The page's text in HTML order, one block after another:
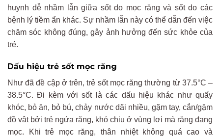
huynh dễ nhầm lẫn giữa sốt do mọc răng và sốt do các
bệnh lý tiềm ẩn khác. Sự nhầm lẫn này có thể dẫn đến việc
chăm sóc không đúng, gây ảnh hưởng đến sức khỏe của
trẻ.
Dấu hiệu trẻ sốt mọc răng
Như đã đề cập ở trên, trẻ sốt mọc răng thường từ 37.5°C –
38.5°C. Đi kèm với sốt là các dấu hiệu khác như quấy
khóc, bỏ ăn, bỏ bú, chảy nước dãi nhiều, gặm tay, cắn/gặm
đồ vật bởi trẻ ngứa răng, khó chịu ở vùng lợi mà răng đang
mọc. Khi trẻ mọc răng, thân nhiệt không quá cao và